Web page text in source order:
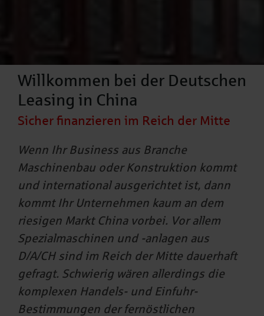
Willkommen bei der Deutschen
Leasing in China
Sicher finanzieren im Reich der Mitte
Wenn Ihr Business aus Branche
Maschinenbau oder Konstruktion kommt
und international ausgerichtet ist, dann
kommt Ihr Unternehmen kaum an dem
riesigen Markt China vorbei. Vor allem
Spezialmaschinen und -anlagen aus
D/A/CH sind im Reich der Mitte dauerhaft
gefragt. Schwierig wären allerdings die
komplexen Handels- und Einfuhr-
Bestimmungen der fernöstlichen